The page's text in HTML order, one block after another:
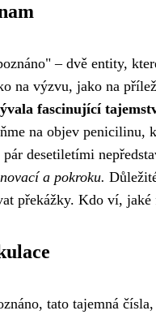
– dvě entity,
na výzvu, jako na
fascinující
na objev penicilinu,
desetiletími
a pokroku.
překážky. Kdo ví,
tato tajemná